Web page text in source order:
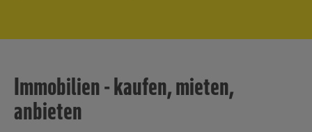
Immobilien - kaufen, mieten,
anbieten